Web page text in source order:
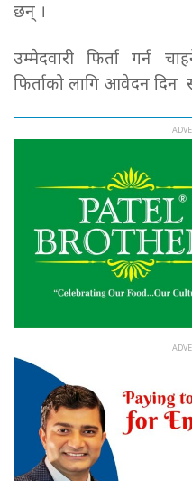
छन् ।
उम्मेदवारी फिर्ता गर्न
फिर्ताको लागि आवेदन दिन